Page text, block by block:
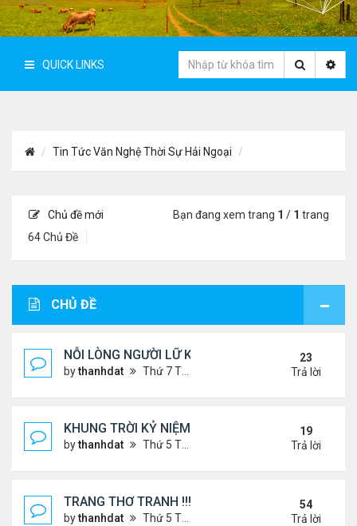
QUICK LINKS
Tin Tức Văn Nghệ Thời Sự Hải Ngoại
Chủ đề mới
64 Chủ Đề
Bạn đang xem trang 1 / 1 trang
CHỦ ĐỀ
NỖI LÒNG NGƯỜI LỮ KHÁCH !!!
bythanhdat Thứ 7 Tháng 6 29, 2024 5:28 pm
23
Trả lời
KHUNG TRỜI KỶ NIỆM !
bythanhdat Thứ 5 Tháng 6 27, 2024 9:56 am
19
Trả lời
TRANG THƠ TRANH !!!
bythanhdat Thứ 5 Tháng 6 27, 2024 3:38 pm
54
Trả lời